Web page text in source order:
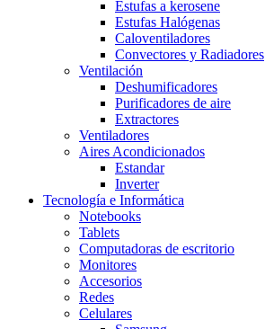
Estufas a kerosene
Estufas Halógenas
Caloventiladores
Convectores y Radiadores
Ventilación
Deshumificadores
Purificadores de aire
Extractores
Ventiladores
Aires Acondicionados
Estandar
Inverter
Tecnología e Informática
Notebooks
Tablets
Computadoras de escritorio
Monitores
Accesorios
Redes
Celulares